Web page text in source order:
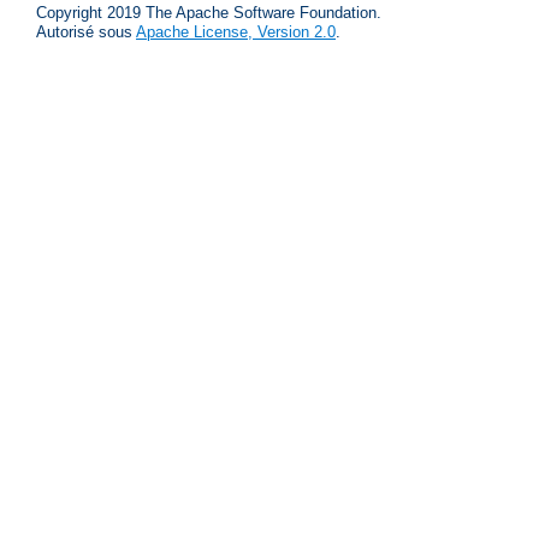
Copyright 2019 The Apache Software Foundation.
Autorisé sous Apache License, Version 2.0